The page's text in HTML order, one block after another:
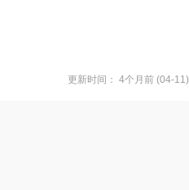
更新时间： 4个月前 (04-11)